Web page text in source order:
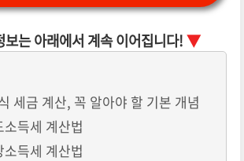
보는 아래에서 계속 이어집니다! ▼
세금 계산, 꼭 알아야 할 기본 개념
득세 계산법
득세 계산법